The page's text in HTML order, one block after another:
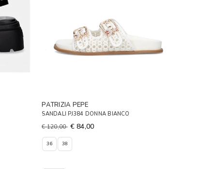
PATRIZIA PEPE
SANDALI PJ384 DONNA BIANCO
€ 120,00 € 84,00
36 38